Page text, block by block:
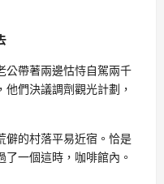
公帶著兩邊怙恃自駕兩千
們決議調劑觀光計劃，
僻的村落平易近宿。恰是
一個這時，咖啡館內。